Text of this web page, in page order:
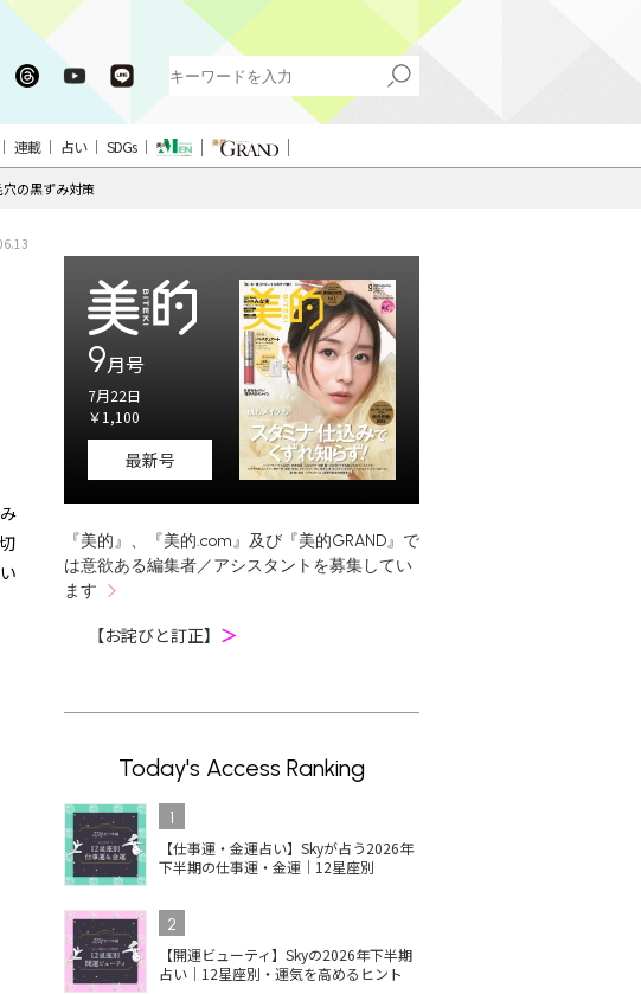
連載 占い SDGs
の黒ずみ対策
9月号
7月22日
￥1,100
最新号
『美的』、『美的.com』及び『美的GRAND』で
は意欲ある編集者／アシスタントを募集してい
ます
【お詫びと訂正】 ＞
Today's Access Ranking
1
【仕事運・金運占い】Skyが占う2026年
下半期の仕事運・金運｜12星座別
2
【開運ビューティ】Skyの2026年下半期
占い｜12星座別・運気を高めるヒント